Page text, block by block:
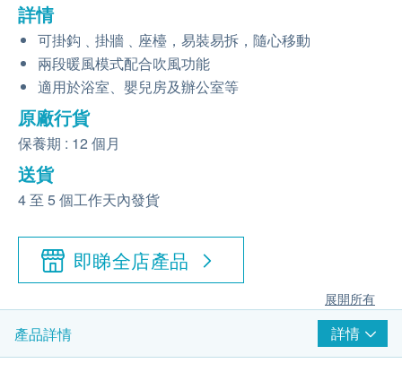
詳情
可掛鈎﹑掛牆﹑座檯，易裝易拆，隨心移動
兩段暖風模式配合吹風功能
適用於浴室、嬰兒房及辦公室等
原廠行貨
保養期 : 12 個月
送貨
4 至 5 個工作天內發貨
即睇全店產品
展開所有
產品詳情 詳情